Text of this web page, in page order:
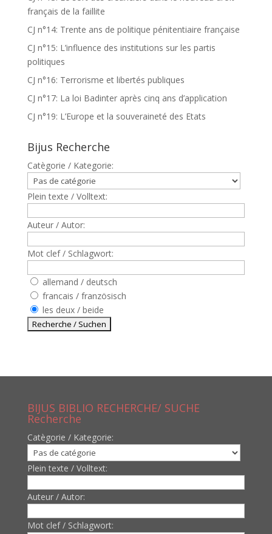
français de la faillite
CJ n°14: Trente ans de politique pénitentiaire française
CJ n°15: L’influence des institutions sur les partis
politiques
CJ n°16: Terrorisme et libertés publiques
CJ n°17: La loi Badinter après cinq ans d’application
CJ n°19: L’Europe et la souveraineté des Etats
Bijus Recherche
Catègorie / Kategorie:
Plein texte / Volltext:
Auteur / Autor:
Mot clef / Schlagwort:
allemand / deutsch
francais / französisch
les deux / beide
BIJUS BIBLIO RECHERCHE/ SUCHE
Recherche
Catègorie / Kategorie:
Plein texte / Volltext:
Auteur / Autor:
Mot clef / Schlagwort: